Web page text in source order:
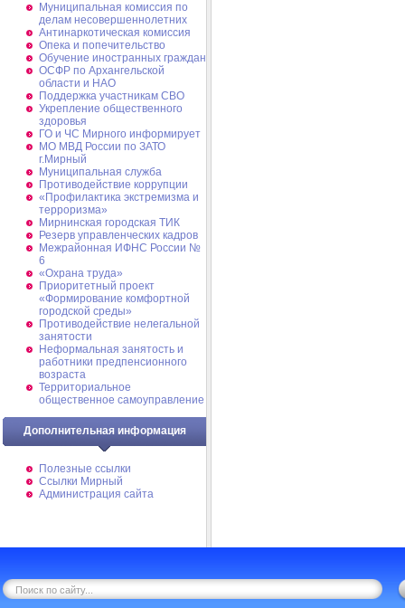
Муниципальная комиссия по
делам несовершеннолетних
Антинаркотическая комиссия
Опека и попечительство
Обучение иностранных граждан
ОСФР по Архангельской
области и НАО
Поддержка участникам СВО
Укрепление общественного
здоровья
ГО и ЧС Мирного информирует
МО МВД России по ЗАТО
г.Мирный
Муниципальная cлужба
Противодействие коррупции
«Профилактика экстремизма и
терроризма»
Мирнинская городская ТИК
Резерв управленческих кадров
Межрайонная ИФНС России №
6
«Охрана труда»
Приоритетный проект
«Формирование комфортной
городской среды»
Противодействие нелегальной
занятости
Неформальная занятость и
работники предпенсионного
возраста
Территориальное
общественное самоуправление
Дополнительная информация
Полезные ссылки
Ссылки Мирный
Администрация сайта